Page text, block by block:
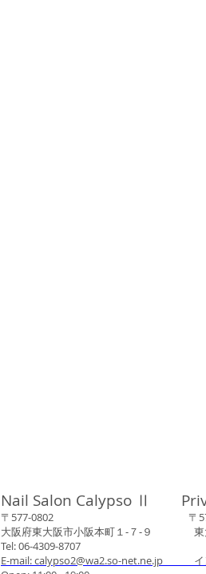
Nail Salon Calypso Ⅱ
〒577-0802 〒577-
大阪府東大阪市小阪本町１‐７‐９ 東
Tel: 06-4309-8707
E-mail: calypso2@wa2.so-net.ne.jp イ